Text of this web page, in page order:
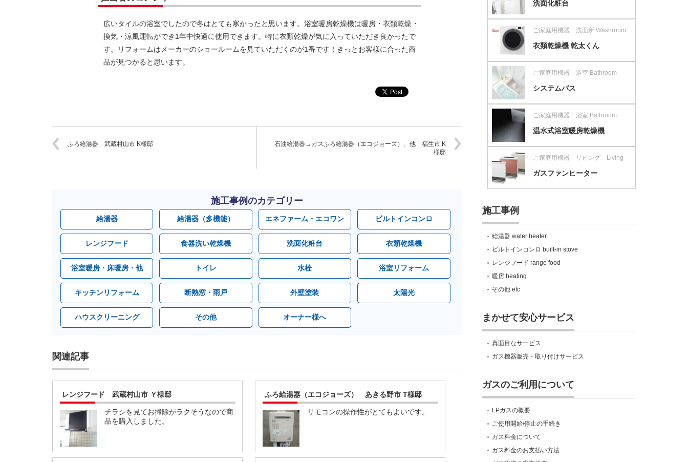
広いタイルの浴室でしたので冬はとても寒かったと思います。浴室暖房乾燥機は暖房・衣類乾燥・
換気・涼風運転ができ1年中快適に使用できます。特に衣類乾燥が気に入っていただき良かったで
す。リフォームはメーカーのショールームを見ていただくのが1番です！きっとお客様に合った商
品が見つかると思います。
ふろ給湯器 武蔵村山市 K様邸
石油給湯器→ガスふろ給湯器（エコジョーズ）、他 福生市 K
様邸
施工事例のカテゴリー
給湯器 給湯器（多機能） エネファーム・エコワン ビルトインコンロ
レンジフード 食器洗い乾燥機 洗面化粧台 衣類乾燥機
浴室暖房・床暖房・他 トイレ 水栓 浴室リフォーム
キッチンリフォーム 断熱窓・雨戸 外壁塗装 太陽光
ハウスクリーニング その他 オーナー様へ
関連記事
レンジフード 武蔵村山市 Ｙ様邸
チラシを見てお掃除がラクそうなので商
品を購入しました。
ふろ給湯器（エコジョーズ） あきる野市 T様邸
リモコンの操作性がとてもよいです。
洗面化粧台
ご家庭用機器 洗面所 Washroom
衣類乾燥機 乾太くん
ご家庭用機器 浴室 Bathroom
システムバス
ご家庭用機器 浴室 Bathroom
温水式浴室暖房乾燥機
ご家庭用機器 リビング Living
ガスファンヒーター
施工事例
給湯器 water heater
ビルトインコンロ built-in stove
レンジフード range food
暖房 heating
その他 etc
まかせて安心サービス
真面目なサービス
ガス機器販売・取り付けサービス
ガスのご利用について
LPガスの概要
ご使用開始/停止の手続き
ガス料金について
ガス料金のお支払い方法